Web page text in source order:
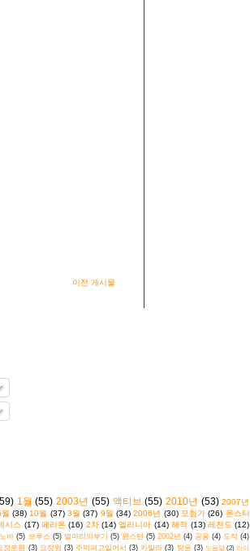
이전 게시물
1월 (55) 2003년 (55) 액티브 (55) 2010년 (53) 2007년
월 (38) 10월 (37) 3월 (37) 9월 (34) 2006년 (30) 모험가 (26) 몬스터
시스 (17) 페리온 (16) 2차 (14) 엘리니아 (14) 해적 (13) 레전드 (12)
노바 (5) 브루스 (5) 열마리의부기 (5) 윈스턴 (5) 2002년 (4) 공용 (4) 도적 (4)
정로웬 (3) 요정윙 (3) 주먹펴고일어서 (3) 카밀라 (3) 탕윤 (3) 도움말 (2) 라이